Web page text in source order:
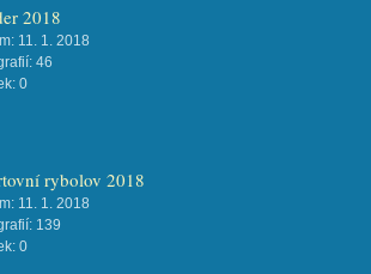
2018
11. 1. 2018
46
0
rybolov 2018
11. 1. 2018
139
0